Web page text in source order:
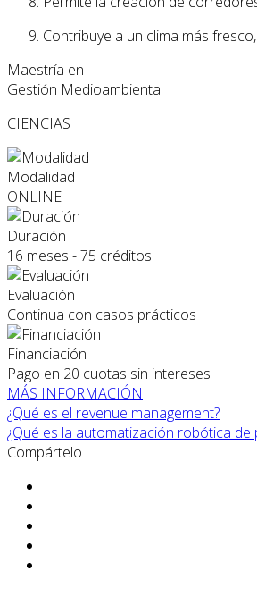
Contribuye a un clima más
Maestría en
Gestión Medioambiental
CIENCIAS
Modalidad
ONLINE
Duración
16 meses - 75 créditos
Evaluación
Continua con casos prácticos
Financiación
Pago en 20 cuotas sin intereses
MÁS INFORMACIÓN
¿Qué es el revenue management?
¿Qué es la automatización robótica de
Compártelo